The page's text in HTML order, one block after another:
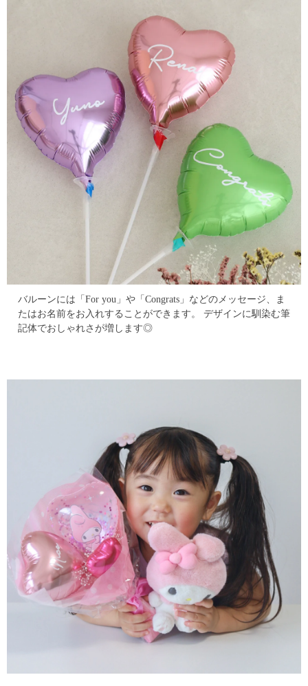
バルーンには「For you」や「Congrats」などのメッセージ、
ま
たはお名前をお入れすることができます。
デザインに馴染む筆
記体でおしゃれさが増します◎